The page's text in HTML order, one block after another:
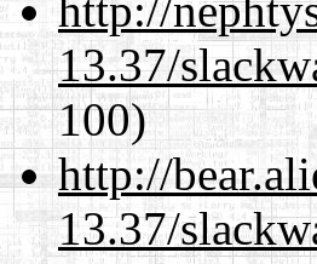
13.37/
100)
http://
13.37/